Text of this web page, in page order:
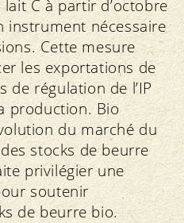
C à partir d’octobre
instrument nécessaire
Cette mesure
les exportations de
régulation de l’IP
production. Bio
du marché du
stocks de beurre
privilégier une
soutenir
de beurre bio.